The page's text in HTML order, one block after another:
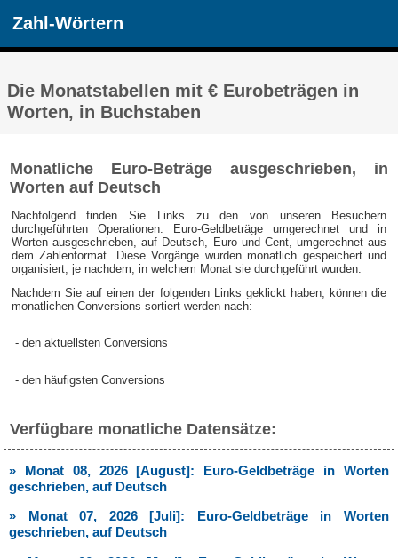
Zahl-Wörtern
Die Monatstabellen mit € Eurobeträgen in
Worten, in Buchstaben
Monatliche Euro-Beträge ausgeschrieben, in
Worten auf Deutsch
Nachfolgend finden Sie Links zu den von unseren Besuchern
durchgeführten Operationen: Euro-Geldbeträge umgerechnet und in
Worten ausgeschrieben, auf Deutsch, Euro und Cent, umgerechnet aus
dem Zahlenformat. Diese Vorgänge wurden monatlich gespeichert und
organisiert, je nachdem, in welchem Monat sie durchgeführt wurden.
Nachdem Sie auf einen der folgenden Links geklickt haben, können die
monatlichen Conversions sortiert werden nach:
- den aktuellsten Conversions
- den häufigsten Conversions
Verfügbare monatliche Datensätze:
» Monat 08, 2026 [August]: Euro-Geldbeträge in Worten
geschrieben, auf Deutsch
» Monat 07, 2026 [Juli]: Euro-Geldbeträge in Worten
geschrieben, auf Deutsch